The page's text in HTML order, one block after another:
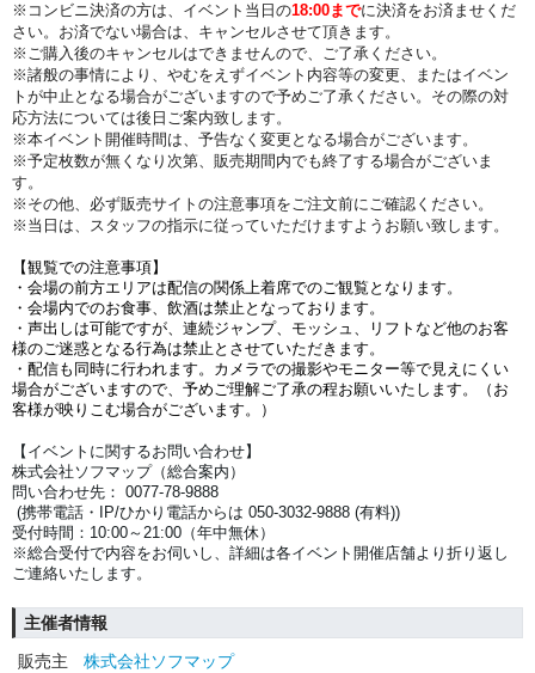
※ コンビニ決済の方は、 イベント当日の18:00までに決済をお済ませくだ
さい。お済でない場合は、キャンセルさせて頂きます。
※ご購入後のキャンセルはできませんので、ご了承ください。
※諸般の事情により、やむをえずイベント内容等の変更、またはイベン
トが中止となる場合がございますので予めご了承ください。その際の対
応方法については後日ご案内致します。
※本イベント開催時間は、予告なく変更となる場合がございます。
※予定枚数が無くなり次第、販売期間内でも終了する場合がございま
す。
※その他、必ず販売サイトの注意事項をご注文前にご確認ください。
※当日は、スタッフの指示に従っていただけますようお願い致します。
【観覧での注意事項】
・会場の前方エリアは配信の関係上着席でのご観覧となります。
・会場内でのお食事、飲酒は禁止となっております。
・声出しは可能ですが、連続ジャンプ、モッシュ、リフトなど他のお客
様のご迷惑となる行為は禁止とさせていただきます。
・配信も同時に行われます。カメラでの撮影やモニター等で見えにくい
場合がございますので、予めご理解ご了承の程お願いいたします。（お
客様が映りこむ場合がございます。）
【イベントに関するお問い合わせ】
株式会社ソフマップ（総合案内）
問い合わせ先： 0077-78-9888
(携帯電話・IP/ひかり電話からは 050-3032-9888 (有料))
受付時間：10:00～21:00（年中無休）
※総合受付で内容をお伺いし、詳細は各イベント開催店舗より折り返し
ご連絡いたします。
主催者情報
販売主
株式会社ソフマップ